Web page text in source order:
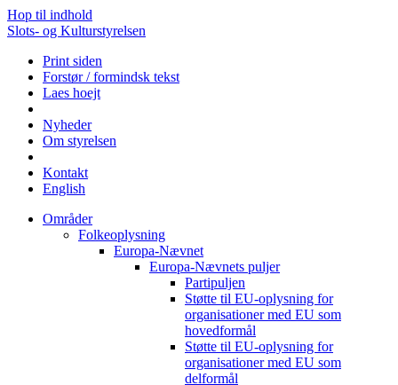
Hop til indhold
Slots- og Kulturstyrelsen
Print siden
Forstør / formindsk tekst
Laes hoejt
Nyheder
Om styrelsen
Kontakt
English
Områder
Folkeoplysning
Europa-Nævnet
Europa-Nævnets puljer
Partipuljen
Støtte til EU-oplysning for
organisationer med EU som
hovedformål
Støtte til EU-oplysning for
organisationer med EU som
delformål